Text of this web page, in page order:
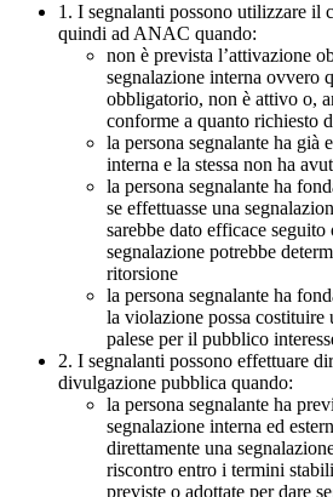
1. I segnalanti possono utilizzare il
quindi ad ANAC quando:
non è prevista l’attivazione
segnalazione interna ovvero
obbligatorio, non è attivo o,
conforme a quanto richiesto
la persona segnalante ha già
interna e la stessa non ha
la persona segnalante ha
se effettuasse una
sarebbe dato efficace seguito
segnalazione potrebbe
ritorsione
la persona segnalante ha
la violazione possa
palese per il pubblico
2. I segnalanti possono effettuare
divulgazione pubblica quando:
la persona segnalante ha
segnalazione interna ed
direttamente una
riscontro entro i termini
previste o adottate per dare